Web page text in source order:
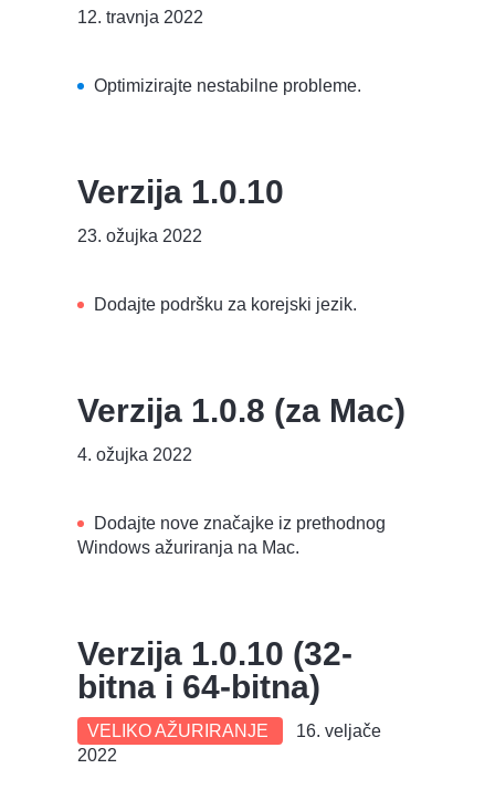
12. travnja 2022
Optimizirajte nestabilne probleme.
Verzija 1.0.10
23. ožujka 2022
Dodajte podršku za korejski jezik.
Verzija 1.0.8 (za Mac)
4. ožujka 2022
Dodajte nove značajke iz prethodnog
Windows ažuriranja na Mac.
Verzija 1.0.10 (32-
bitna i 64-bitna)
VELIKO AŽURIRANJE
16. veljače
2022